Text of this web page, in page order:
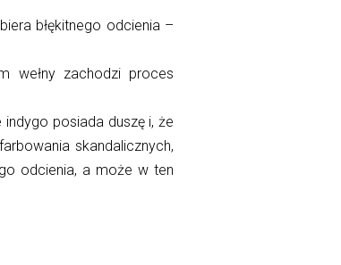
błękitnego odcienia –
wełny zachodzi proces
indygo posiada duszę i, że
skandalicznych,
odcienia, a może w ten